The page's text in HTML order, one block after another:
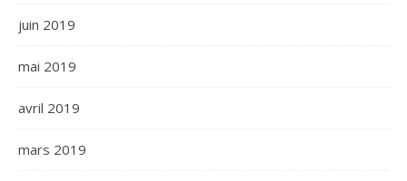
juin 2019
mai 2019
avril 2019
mars 2019